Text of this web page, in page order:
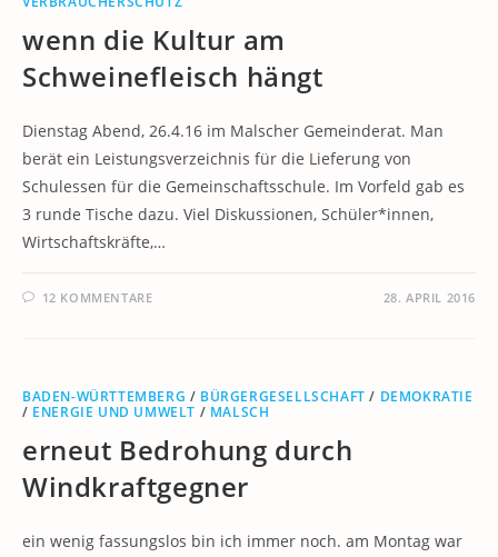
wenn die Kultur am
Schweinefleisch hängt
Dienstag Abend, 26.4.16 im Malscher Gemeinderat. Man
berät ein Leistungsverzeichnis für die Lieferung von
Schulessen für die Gemeinschaftsschule. Im Vorfeld gab es
3 runde Tische dazu. Viel Diskussionen, Schüler*innen,
Wirtschaftskräfte,…
12 KOMMENTARE 28. APRIL 2016
BADEN-WÜRTTEMBERG / BÜRGERGESELLSCHAFT / DEMOKRATIE
/ ENERGIE UND UMWELT / MALSCH
erneut Bedrohung durch
Windkraftgegner
ein wenig fassungslos bin ich immer noch. am Montag war